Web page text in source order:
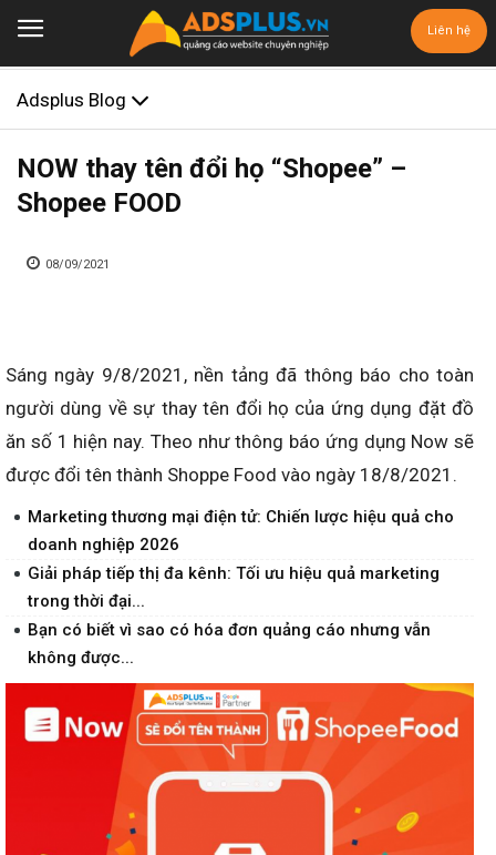
Liên hệ
Adsplus Blog
NOW thay tên đổi họ “Shopee” –
Shopee FOOD
08/09/2021
Sáng ngày 9/8/2021, nền tảng đã thông báo cho toàn
người dùng về sự thay tên đổi họ của ứng dụng đặt đồ
ăn số 1 hiện nay. Theo như thông báo ứng dụng Now sẽ
được đổi tên thành Shoppe Food vào ngày 18/8/2021.
Marketing thương mại điện tử: Chiến lược hiệu quả cho
doanh nghiệp 2026
Giải pháp tiếp thị đa kênh: Tối ưu hiệu quả marketing
trong thời đại...
Bạn có biết vì sao có hóa đơn quảng cáo nhưng vẫn
không được...